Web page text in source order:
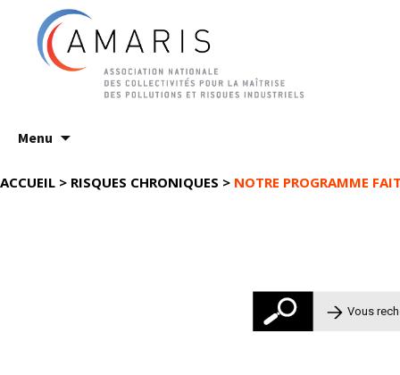
Menu
au
ACCUEIL > RISQUES CHRONIQUES > NOTRE PROGRAMME
Rechercher